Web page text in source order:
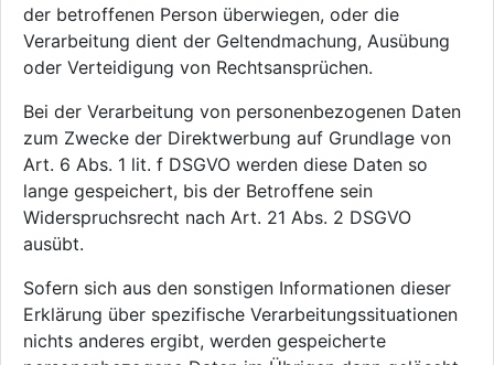
der betroffenen Person überwiegen, oder die
Verarbeitung dient der Geltendmachung, Ausübung
oder Verteidigung von Rechtsansprüchen.
Bei der Verarbeitung von personenbezogenen Daten
zum Zwecke der Direktwerbung auf Grundlage von
Art. 6 Abs. 1 lit. f DSGVO werden diese Daten so
lange gespeichert, bis der Betroffene sein
Widerspruchsrecht nach Art. 21 Abs. 2 DSGVO
ausübt.
Sofern sich aus den sonstigen Informationen dieser
Erklärung über spezifische Verarbeitungssituationen
nichts anderes ergibt, werden gespeicherte